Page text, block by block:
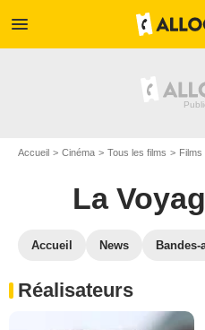
menu
Accueil Cinéma Tous les films Films
La
Accueil News
Réalisateurs